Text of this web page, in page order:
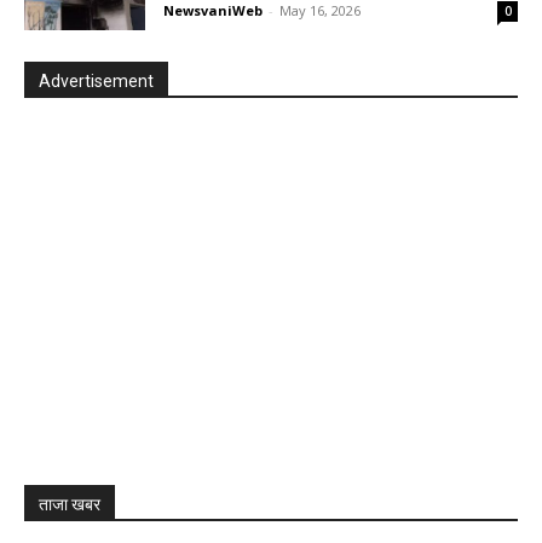
NewsvaniWeb - May 16, 2026 0
Advertisement
ताजा खबर